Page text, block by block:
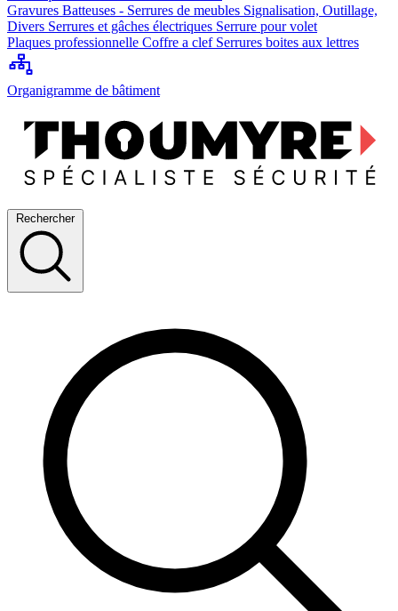
Gravures Batteuses - Serrures de meubles Signalisation, Outillage,
Divers Serrures et gâches électriques Serrure pour volet
Plaques professionnelle Coffre a clef Serrures boites aux lettres
Organigramme de bâtiment
Rechercher